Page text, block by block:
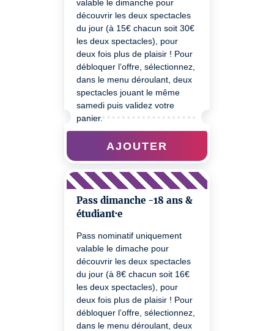
valable le dimanche pour
découvrir les deux spectacles
du jour (à 15€ chacun soit 30€
les deux spectacles), pour
deux fois plus de plaisir ! Pour
débloquer l’offre, sélectionnez,
dans le menu déroulant, deux
spectacles jouant le même
samedi puis validez votre
panier.
AJOUTER
Pass dimanche -18 ans &
étudiant·e
Pass nominatif uniquement
valable le dimache pour
découvrir les deux spectacles
du jour (à 8€ chacun soit 16€
les deux spectacles), pour
deux fois plus de plaisir ! Pour
débloquer l’offre, sélectionnez,
dans le menu déroulant, deux